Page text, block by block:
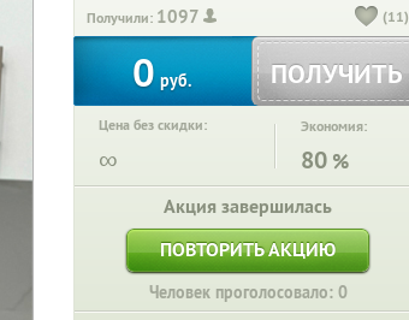
Получили: 1097 (11)
0 руб. ПОЛУЧИТЬ
Цена без скидки:
∞
Экономия:
80 %
Акция завершилась
ПОВТОРИТЬ АКЦИЮ
Человек проголосовало: 0